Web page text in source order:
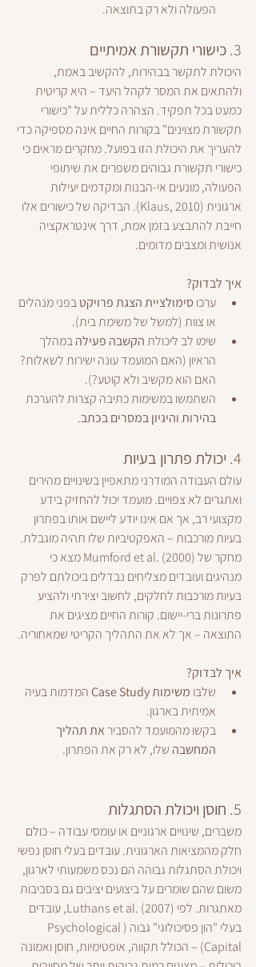
הפעולה ולא רק בתוצאה.
3. כישורי תקשורת אמיתיים
היכולת לתקשר בבהירות, להקשיב באמת,
ולהתאים את המסר לקהל היעד – היא קריטית
כמעט בכל תפקיד. הצהרה כללית על "כישורי
תקשורת מצוינים" בקורות החיים אינה מספיקה כדי
להעריך את היכולת הזו בפועל. מחקרים מראים כי
כישורי תקשורת גבוהים משפרים את שיתופי
הפעולה, מונעים אי-הבנות ומקדמים יעילות
ארגונית (Klaus, 2010). הבדיקה של כישורים אלו
חייבת להתבצע בזמן אמת, דרך אינטראקציה
אנושית ומצבים מדומים.
איך לבדוק?
ערכו סימולציית הצגת פרויקט בפני מנהלים
או צוות (למשל של משימת בית).
שימו לב ליכולת הקשבה פעילה במהלך
הראיון (האם המועמד עונה ישירות לשאלות?
האם הוא מקשיב ולא קוטע?).
השתמשו במשימות כתיבה קצרות להערכת
בהירות והיגיון במסרים בכתב.
4. יכולת פתרון בעיות
עולם העבודה המודרני מתאפיין בשינויים מהירים
ואתגרים לא צפויים. מועמד יכול להחזיק בידע
מקצועי רב, אך אם אינו יודע ליישם אותו בפתרון
בעיות מורכבות – האפקטיביות שלו תהיה מוגבלת.
מחקר של Mumford et al. (2000) מצא כי
מנהיגים ועובדים מצליחים נבדלים ביכולתם לפרק
בעיות מורכבות לחלקים, לחשוב יצירתי ולהציע
פתרונות ברי-יישום. קורות החיים מציגים את
התוצאה – אך לא את התהליך הקריטי שמאחוריה.
איך לבדוק?
שלבו משימות Case Study
המדמות בעיה
אמיתית בארגון.
בקשו מהמועמד להסביר את תהליך
המחשבה שלו, לא רק את הפתרון.
5. חוסן ויכולת הסתגלות
משברים, שינויים ארגוניים או עומסי עבודה – כולם
חלק מהמציאות הארגונית. עובדים בעלי חוסן נפשי
ויכולת הסתגלות גבוהה הם נכס משמעותי לארגון,
משום שהם שומרים על ביצועים יציבים גם בסביבות
מאתגרות. לפי Luthans et al. (2007), עובדים
בעלי "הון פסיכולוגי" גבוה (Psychological
Capital) – הכולל תקווה, אופטימיות, חוסן ואמונה